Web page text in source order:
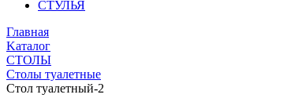
СТУЛЬЯ
Главная
Kаталог
СТОЛЫ
Столы туалетные
Стол туалетный-2